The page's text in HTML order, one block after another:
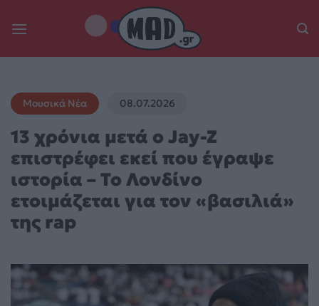
Μουσικά Νέα 08.07.2026
13 χρόνια μετά ο Jay-Z
επιστρέφει εκεί που έγραψε
ιστορία – Το Λονδίνο
ετοιμάζεται για τον «βασιλιά»
της rap